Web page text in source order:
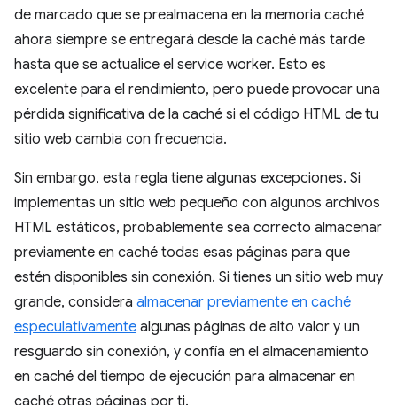
de marcado que se prealmacena en la memoria caché
ahora siempre se entregará desde la caché más tarde
hasta que se actualice el service worker. Esto es
excelente para el rendimiento, pero puede provocar una
pérdida significativa de la caché si el código HTML de tu
sitio web cambia con frecuencia.
Sin embargo, esta regla tiene algunas excepciones. Si
implementas un sitio web pequeño con algunos archivos
HTML estáticos, probablemente sea correcto almacenar
previamente en caché todas esas páginas para que
estén disponibles sin conexión. Si tienes un sitio web muy
grande, considera almacenar previamente en caché
especulativamente algunas páginas de alto valor y un
resguardo sin conexión, y confía en el almacenamiento
en caché del tiempo de ejecución para almacenar en
caché otras páginas por ti.